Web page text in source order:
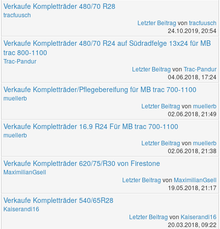
Verkaufe Kompletträder 480/70 R28
tracfuusch
Letzter Beitrag von tracfuusch
24.10.2019, 20:54
Verkaufe Kompletträder 480/70 R24 auf Südradfelge 13x24 für MB
trac 800-1100
Trac-Pandur
Letzter Beitrag von Trac-Pandur
04.06.2018, 17:24
Verkaufe Kompletträder/Pflegebereifung für MB trac 700-1100
muellerb
Letzter Beitrag von muellerb
02.06.2018, 21:49
Verkaufe Kompletträder 16.9 R24 Für MB trac 700-1100
muellerb
Letzter Beitrag von muellerb
02.06.2018, 21:38
Verkaufe Kompletträder 620/75/R30 von Firestone
MaximilianGsell
Letzter Beitrag von MaximilianGsell
19.05.2018, 21:17
Verkaufe Kompletträder 540/65R28
Kaiserandi16
Letzter Beitrag von Kaiserandi16
20.03.2018, 09:22